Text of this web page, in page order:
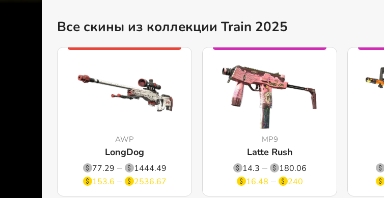
Все скины из коллекции Train 2025
AWP
LongDog
77.29
1444.49
153.6
2536.67
MP9
Latte Rush
14.3
180.06
16.48
240